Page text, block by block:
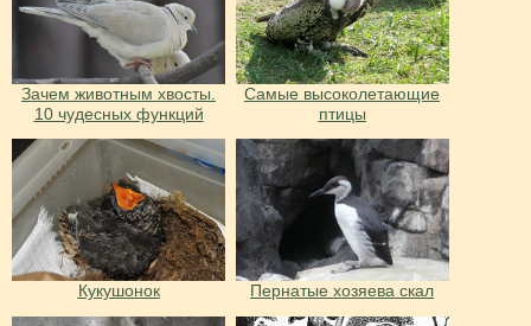
Зачем животным хвосты.
10 чудесных функций
Самые высоколетающие
птицы
Кукушонок Пернатые хозяева скал